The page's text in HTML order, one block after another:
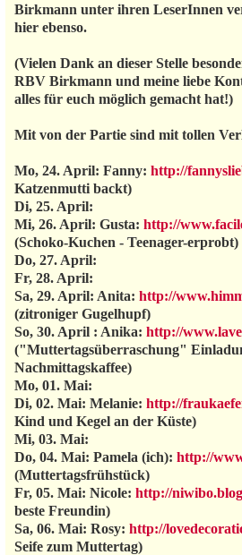
Birkmann unter ihren LeserInnen
hier ebenso.
(Vielen Dank an dieser Stelle
RBV Birkmann und meine liebe
alles für euch möglich gemacht hat!)
Mit von der Partie sind mit tollen
Mo, 24. April: Fanny: http://
Katzenmutti backt)
Di, 25. April:
Mi, 26. April: Gusta: http://
(Schoko-Kuchen - Teenager-erprobt)
Do, 27. April:
Fr, 28. April:
Sa, 29. April: Anita: http://
(zitroniger Gugelhupf)
So, 30. April : Anika: http://
("Muttertagsüberraschung"
Nachmittagskaffee)
Mo, 01. Mai:
Di, 02. Mai: Melanie: http://
Kind und Kegel an der Küste)
Mi, 03. Mai:
Do, 04. Mai: Pamela (ich): http://
(Muttertagsfrühstück)
Fr, 05. Mai: Nicole: http://
beste Freundin)
Sa, 06. Mai: Rosy: http://
Seife zum Muttertag)